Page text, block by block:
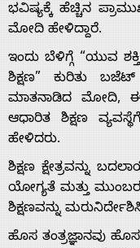
Home
ಭವಿಷ್ಯಕ್ಕೆ ಹೆಚ್ಚಿನ
ಮೋದಿ ಹೇಳಿದ್ದಾರೆ.
ಇಂದು ಬೆಳಿಗ್ಗೆ “ಯುವ
ಶಿಕ್ಷಣ” ಕುರಿತು
ಮಾತನಾಡಿದ ಮೋದಿ,
ಆಧಾರಿತ ಶಿಕ್ಷಣ
ಹೇಳಿದರು.
ಶಿಕ್ಷಣ ಕ್ಷೇತ್ರವನ್ನು
ಯೋಗ್ಯತೆ ಮತ್ತು
ಶಿಕ್ಷಣವನ್ನು
ಹೊಸ ತಂತ್ರಜ್ಞಾನವು